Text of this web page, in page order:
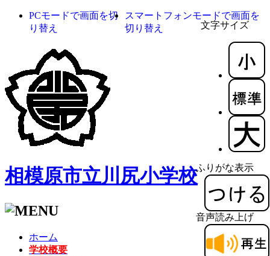
文字サイズ
ふりがな表示
音声読み上げ
PCモードで画面を切
り替え
スマートフォンモードで画面を
切り替え
相模原市立川尻小学校
ホーム
学校概要